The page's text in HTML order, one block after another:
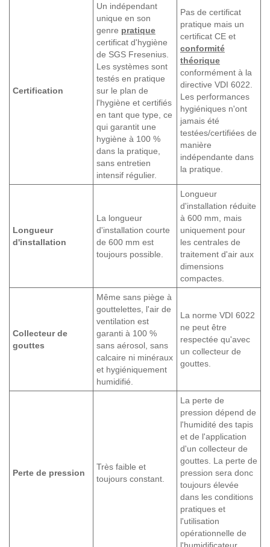
Certification
Un indépendant
unique en son
genre pratique
certificat d'hygiène
de SGS Fresenius.
Les systèmes sont
testés en pratique
sur le plan de
l'hygiène et certifiés
en tant que type, ce
qui garantit une
hygiène à 100 %
dans la pratique,
sans entretien
intensif régulier.
Pas de certificat
pratique mais un
certificat CE et
conformité
théorique
conformément à la
directive VDI 6022.
Les performances
hygiéniques n'ont
jamais été
testées/certifiées de
manière
indépendante dans
la pratique.
Longueur
d'installation
La longueur
d'installation courte
de 600 mm est
toujours possible.
Longueur
d'installation réduite
à 600 mm, mais
uniquement pour
les centrales de
traitement d'air aux
dimensions
compactes.
Collecteur de
gouttes
Même sans piège à
gouttelettes, l'air de
ventilation est
garanti à 100 %
sans aérosol, sans
calcaire ni minéraux
et hygiéniquement
humidifié.
La norme VDI 6022
ne peut être
respectée qu'avec
un collecteur de
gouttes.
Perte de pression
Très faible et
toujours constant.
La perte de
pression dépend de
l'humidité des tapis
et de l'application
d'un collecteur de
gouttes. La perte de
pression sera donc
toujours élevée
dans les conditions
pratiques et
l'utilisation
opérationnelle de
l'humidificateur.